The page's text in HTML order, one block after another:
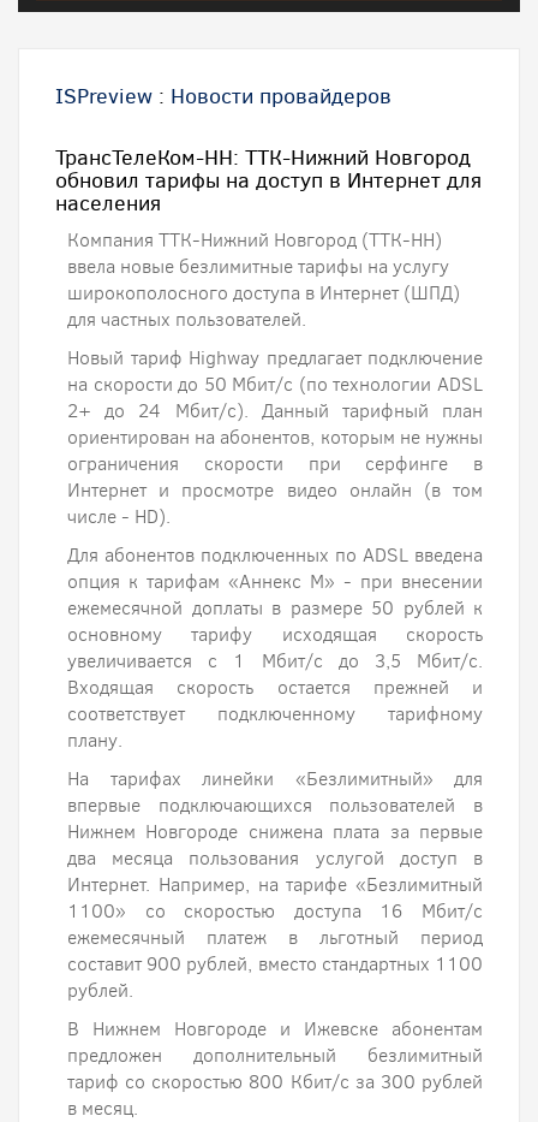
ISPreview : Новости провайдеров
ТрансТелеКом-НН: ТТК-Нижний Новгород
обновил тарифы на доступ в Интернет для
населения
Компания ТТК-Нижний Новгород (ТТК-НН)
ввела новые безлимитные тарифы на услугу
широкополосного доступа в Интернет (ШПД)
для частных пользователей.
Новый тариф Highway предлагает подключение
на скорости до 50 Мбит/с (по технологии ADSL
2+ до 24 Мбит/с). Данный тарифный план
ориентирован на абонентов, которым не нужны
ограничения скорости при серфинге в
Интернет и просмотре видео онлайн (в том
числе - HD).
Для абонентов подключенных по ADSL введена
опция к тарифам «Аннекс М» - при внесении
ежемесячной доплаты в размере 50 рублей к
основному тарифу исходящая скорость
увеличивается с 1 Мбит/с до 3,5 Мбит/с.
Входящая скорость остается прежней и
соответствует подключенному тарифному
плану.
На тарифах линейки «Безлимитный» для
впервые подключающихся пользователей в
Нижнем Новгороде снижена плата за первые
два месяца пользования услугой доступ в
Интернет. Например, на тарифе «Безлимитный
1100» со скоростью доступа 16 Мбит/с
ежемесячный платеж в льготный период
составит 900 рублей, вместо стандартных 1100
рублей.
В Нижнем Новгороде и Ижевске абонентам
предложен дополнительный безлимитный
тариф со скоростью 800 Кбит/с за 300 рублей
в месяц.